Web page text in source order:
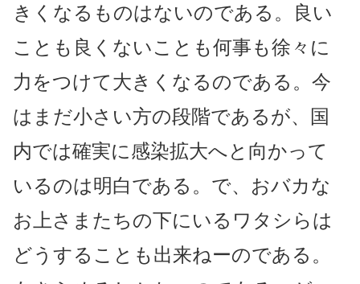
きくなるものはないのである。良い
ことも良くないことも何事も徐々に
力をつけて大きくなるのである。今
はまだ小さい方の段階であるが、国
内では確実に感染拡大へと向かって
いるのは明白である。で、おバカな
お上さまたちの下にいるワタシらは
どうすることも出来ねーのである。